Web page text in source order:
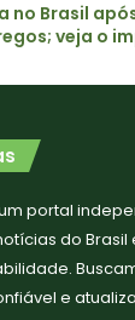
no Brasil
veja o
portal
do
e